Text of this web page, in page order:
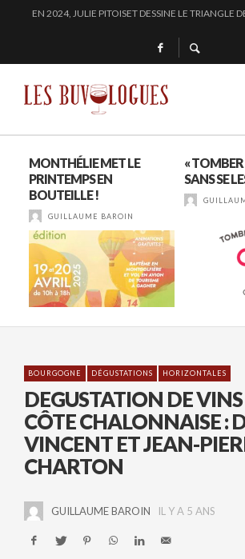
« SECRET D’OCÉAN » : LA MAISON BICHOT
SAMUEL BILLAUD FAIT BRILLER
CHEZ DOMINIQUE GRUHIER, C’EST BULLE,
MONTHÉLIE MET LE
PRINTEMPS EN
BOUTEILLE !
GUILLAUME BAROIN
« TOMBER
SANS SE
BOURGOGNE DÉGUSTATIONS HORIZONTALES
DEGUSTATION DE
CÔTE CHALONNAISE :
VINCENT ET JEAN-
CHARTON
GUILLAUME BAROIN IL Y A 5 ANS